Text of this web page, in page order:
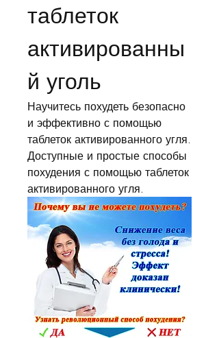
таблеток
активированны
й уголь
Научитесь похудеть безопасно
и эффективно с помощью
таблеток активированного угля.
Доступные и простые способы
похудения с помощью таблеток
активированного угля.